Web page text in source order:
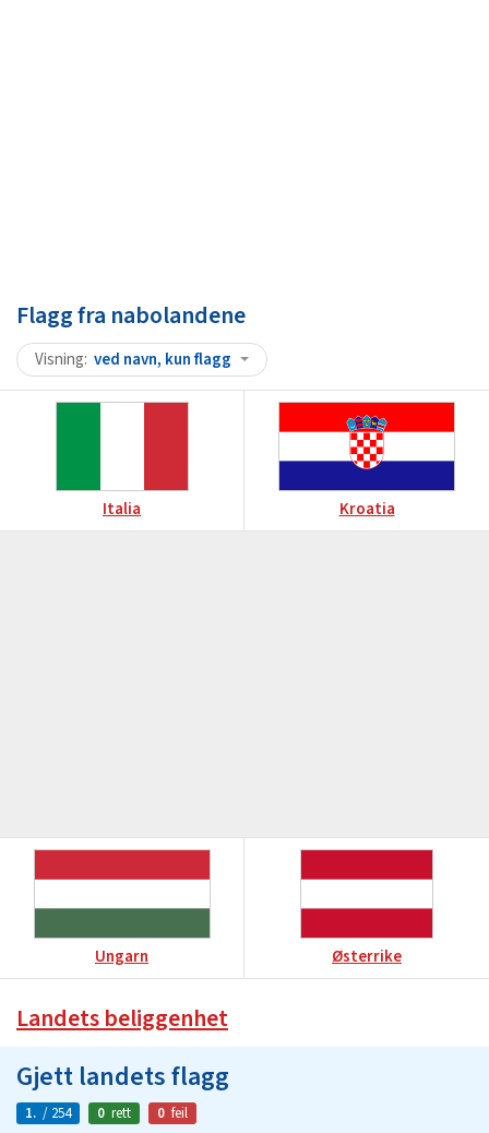
Flagg fra nabolandene
Visning ved navn, kun flagg
Italia Kroatia
Ungarn Østerrike
Landets beliggenhet
Gjett landets flagg
1. / 254 0 rett 0 feil